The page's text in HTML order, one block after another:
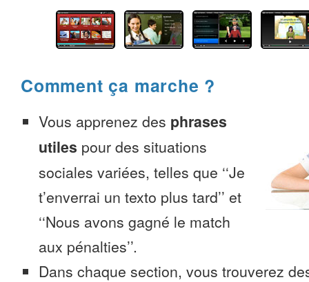
Comment ça marche ?
Vous apprenez des phrases
utiles pour des situations
sociales variées, telles que ‘‘Je
t’enverrai un texto plus tard’’ et
‘‘Nous avons gagné le match
aux pénalties’’.
Dans chaque section, vous trouverez